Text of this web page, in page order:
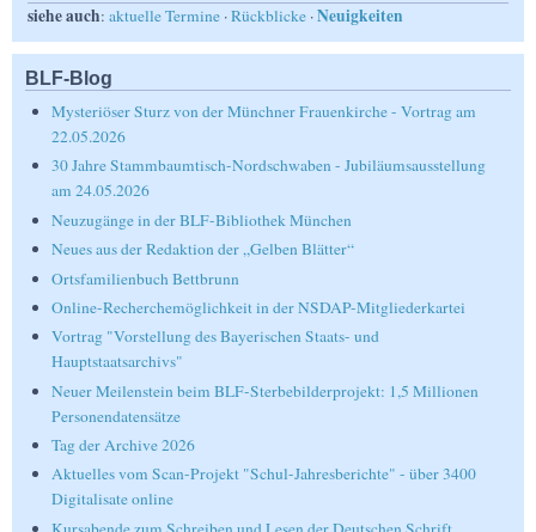
siehe auch: aktuelle Termine ·Rückblicke ·Neuigkeiten
BLF-Blog
Mysteriöser Sturz von der Münchner Frauenkirche - Vortrag am
22.05.2026
30 Jahre Stammbaumtisch-Nordschwaben - Jubiläumsausstellung
am 24.05.2026
Neuzugänge in der BLF-Bibliothek München
Neues aus der Redaktion der „Gelben Blätter“
Ortsfamilienbuch Bettbrunn
Online-Recherchemöglichkeit in der NSDAP-Mitgliederkartei
Vortrag "Vorstellung des Bayerischen Staats- und
Hauptstaatsarchivs"
Neuer Meilenstein beim BLF-Sterbebilderprojekt: 1,5 Millionen
Personendatensätze
Tag der Archive 2026
Aktuelles vom Scan-Projekt "Schul-Jahresberichte" - über 3400
Digitalisate online